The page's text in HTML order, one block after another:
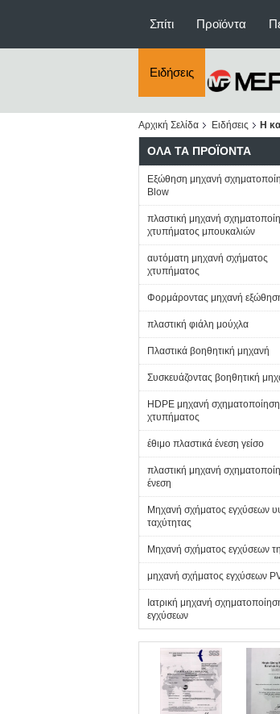
Σπίτι Προϊόντα
Ειδήσεις
Αρχική Σελίδα Ειδήσεις Η
ΌΛΑ ΤΑ ΠΡΟΪΌΝΤΑ
Εξώθηση μηχανή
Blow
πλαστική μηχανή
χτυπήματος μπουκαλιών
αυτόματη μηχανή σχήματος
χτυπήματος
Φορμάροντας μηχανή
πλαστική φιάλη μούχλα
Πλαστικά βοηθητική μηχανή
Συσκευάζοντας βοηθητική
HDPE μηχανή
χτυπήματος
έθιμο πλαστικά ένεση γείσο
πλαστική μηχανή
ένεση
Μηχανή σχήματος εγχύσεων
ταχύτητας
Μηχανή σχήματος εγχύσεων
μηχανή σχήματος εγχύσεων
Ιατρική μηχανή
εγχύσεων